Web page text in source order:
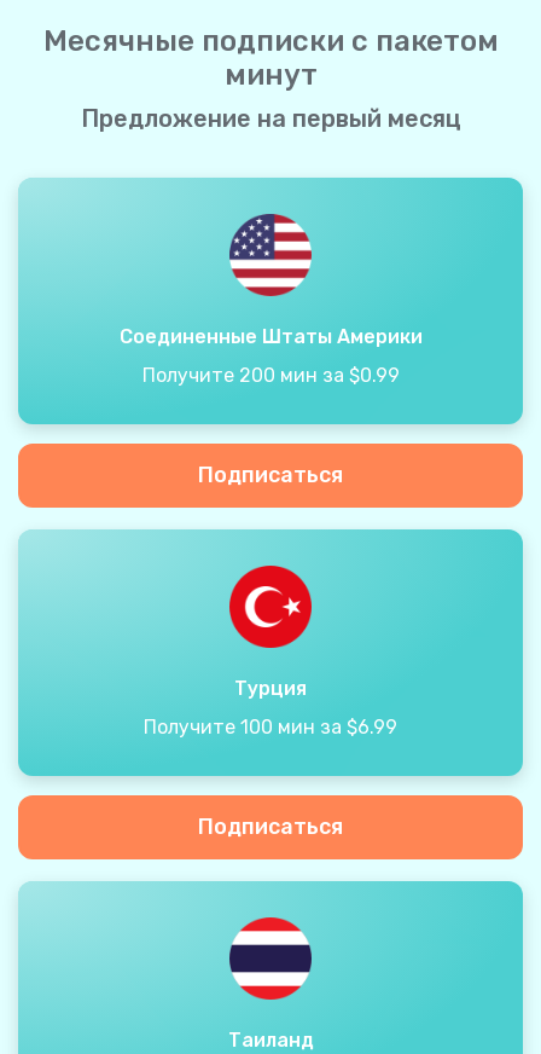
Месячные подписки с пакетом
минут
Предложение на первый месяц
Соединенные Штаты Америки
Получите 200 мин за $0.99
Подписаться
Турция
Получите 100 мин за $6.99
Подписаться
Таиланд